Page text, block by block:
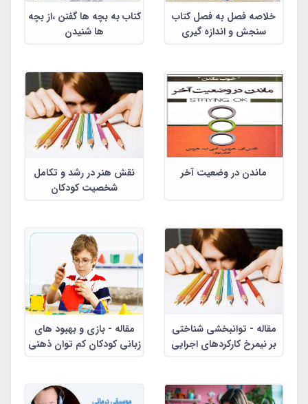
خلاصه فصل به فصل کتاب
سنجش و اندازه گیری
کتاب به بچه ها گفتن ،از بچه
ها شنیدن
ماندن در وضعیت آخر
نقش هنر در رشد و تکامل
شخصیت کودکان
مقاله - توانبخشی شناختی
بر نیمرخ کارکردهای اجرایی
مقاله - بازی و بهبود های
زبانی کودکان کم توان ذهنی